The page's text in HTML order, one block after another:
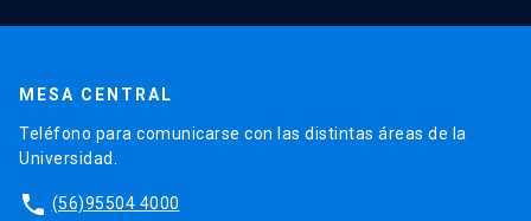
MESA CENTRAL
Teléfono para comunicarse con las distintas áreas de la
Universidad.
phone (56)95504 4000